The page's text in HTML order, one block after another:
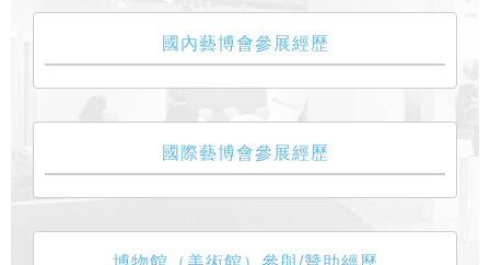
國內藝博會參展經歷
國際藝博會參展經歷